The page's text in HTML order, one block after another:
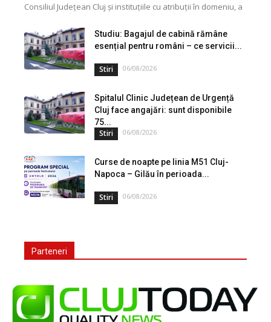
Consiliul Județean Cluj și instituțiile cu atribuții în domeniu, a
Studiu: Bagajul de cabină rămâne
esențial pentru români – ce servicii...
Stiri 06/08/2026
Spitalul Clinic Județean de Urgență
Cluj face angajări: sunt disponibile
75...
Stiri 06/08/2026
Curse de noapte pe linia M51 Cluj-
Napoca – Gilău în perioada...
Stiri 06/08/2026
Parteneri